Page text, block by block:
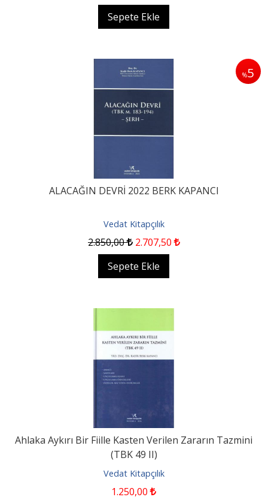
Sepete Ekle
%5
ALACAĞIN DEVRİ 2022 BERK KAPANCI
Vedat Kitapçılık
2.850,00 2.707,50
Sepete Ekle
Ahlaka Aykırı Bir Fiille Kasten Verilen Zararın Tazmini
(TBK 49 II)
Vedat Kitapçılık
1.250,00